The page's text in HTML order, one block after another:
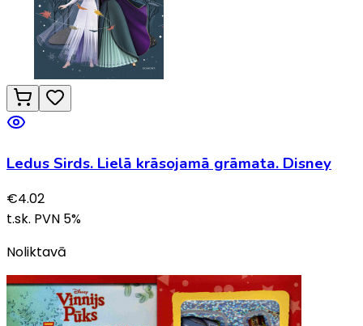
Ledus Sirds. Lielā krāsojamā grāmata. Disney
€4.02
t.sk. PVN 5%
Noliktavā